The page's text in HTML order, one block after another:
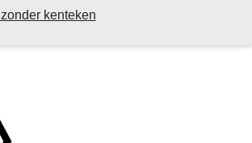
kenteken